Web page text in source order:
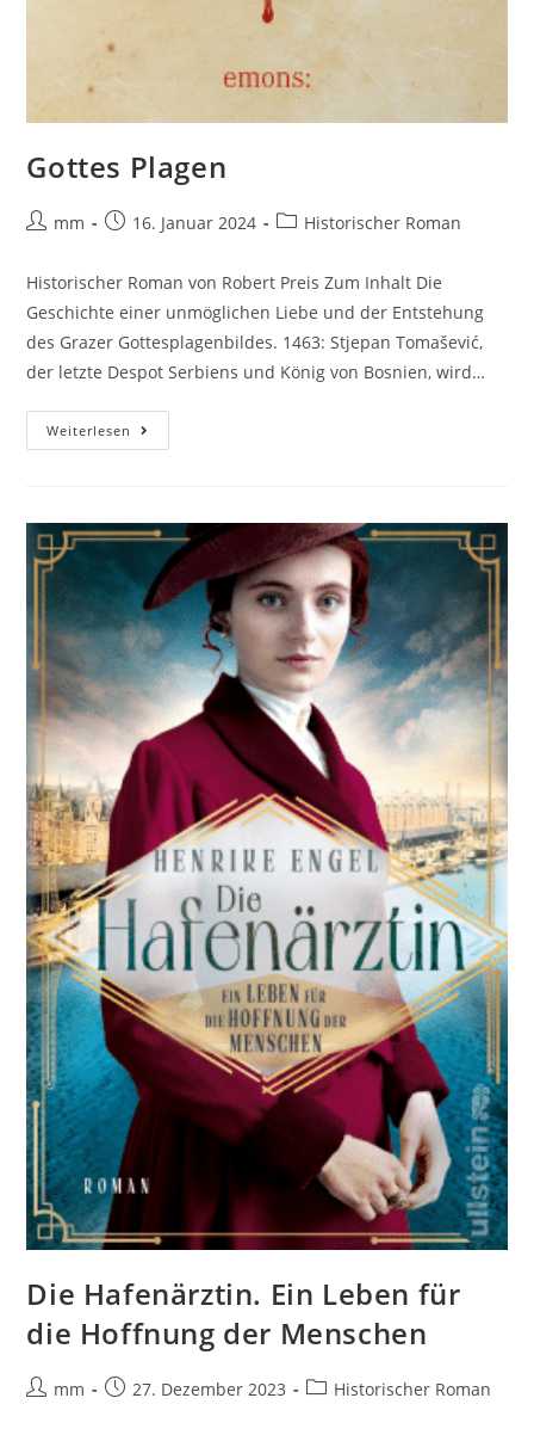
Gottes Plagen
mm 16. Januar 2024 Historischer Roman
Historischer Roman von Robert Preis Zum Inhalt Die
Geschichte einer unmöglichen Liebe und der Entstehung
des Grazer Gottesplagenbildes. 1463: Stjepan Tomašević,
der letzte Despot Serbiens und König von Bosnien, wird…
Weiterlesen
Die Hafenärztin. Ein Leben für
die Hoffnung der Menschen
mm 27. Dezember 2023 Historischer Roman